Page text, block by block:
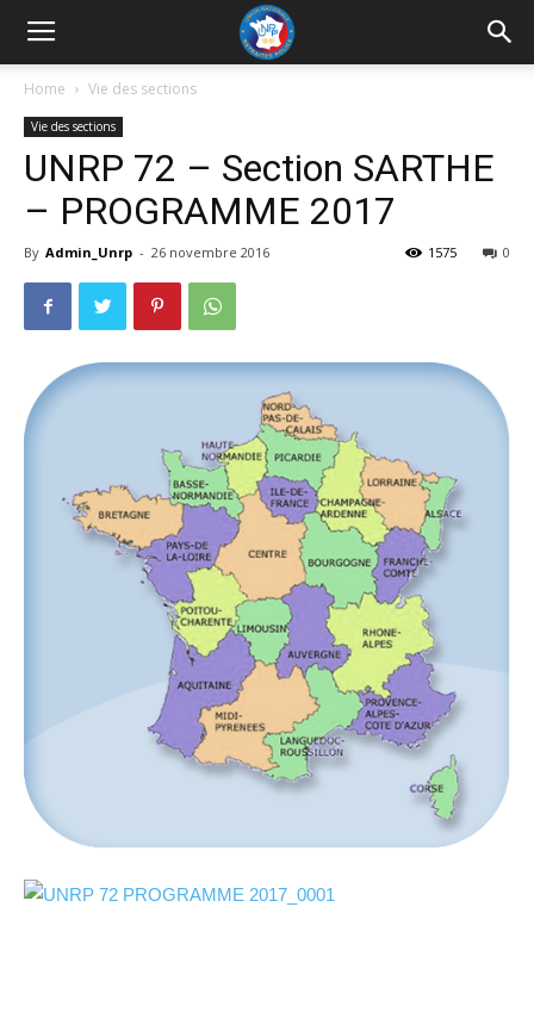
UNRP
Home Vie des sections
Vie des sections
UNRP 72 – Section SARTHE
– PROGRAMME 2017
By Admin_Unrp - 26 novembre 2016 0
1575